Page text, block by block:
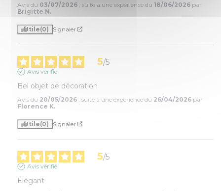
Avis du 03/07/2026 , suite à une expérience du 18/06/2026 par
Brigitte N.
Utile(0) Signaler
5/5
Avis vérifié
Bel objet de décoration
Avis du 20/05/2026 , suite à une expérience du 26/04/2026 par
Florence K.
Utile(0) Signaler
5/5
Avis vérifié
Élégant